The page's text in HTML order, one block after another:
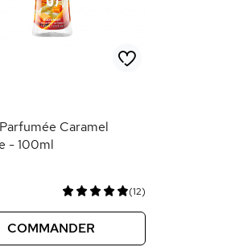
Caramel
- 100ml
(12)
COMMANDER